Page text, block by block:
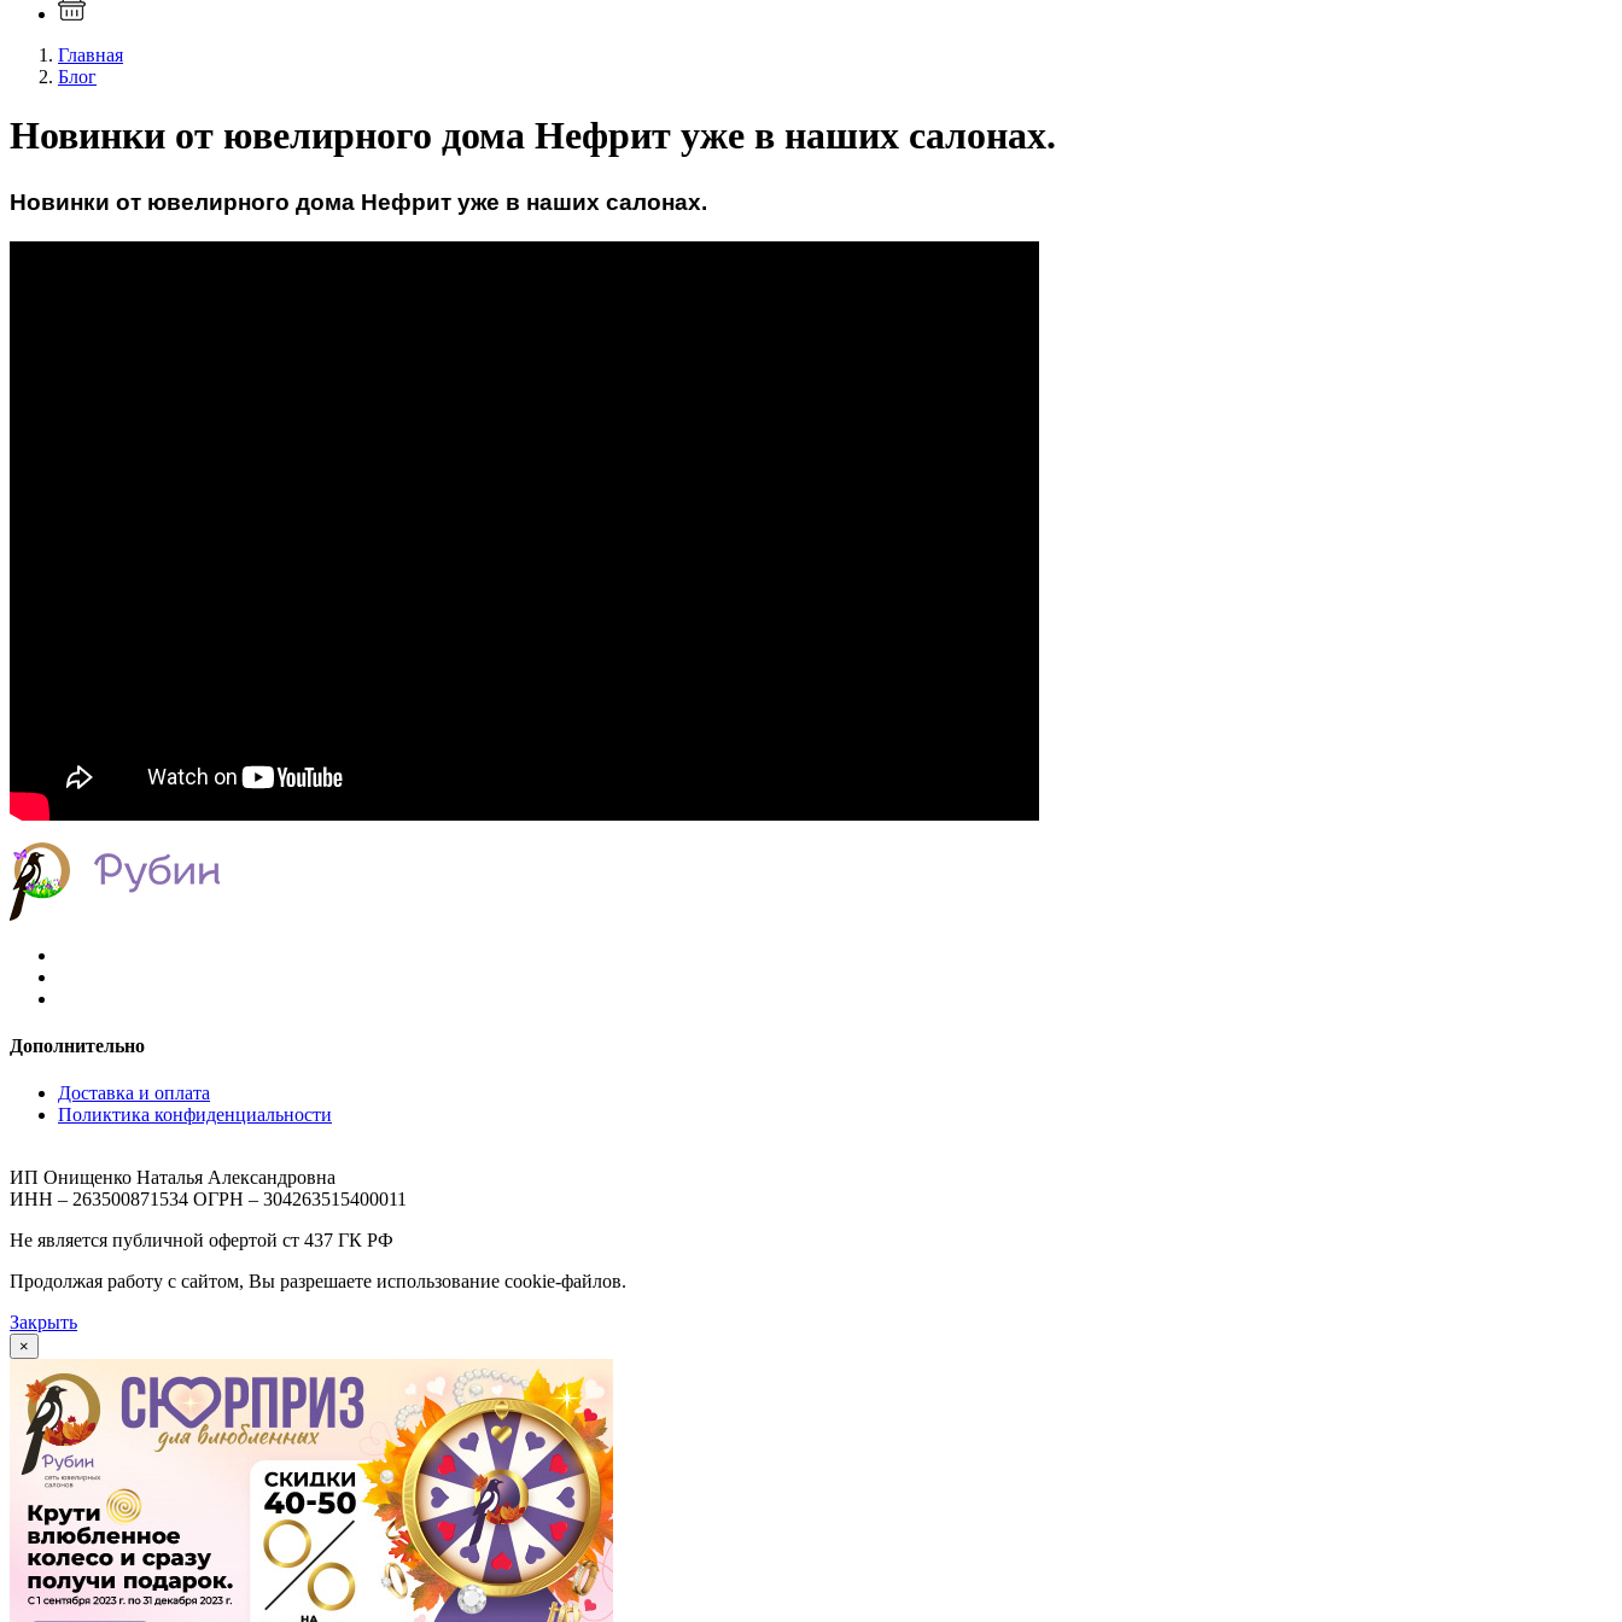
Главная
Блог
Новинки от ювелирного дома Нефрит уже в наших салонах.
Новинки от ювелирного дома Нефрит уже в наших салонах.
Дополнительно
Доставка и оплата
Поликтика конфиденциальности
ИП Онищенко Наталья Александровна
ИНН – 263500871534 ОГРН – 304263515400011
Не является публичной офертой ст 437 ГК РФ
Продолжая работу с сайтом, Вы разрешаете использование cookie-файлов.
Закрыть
×